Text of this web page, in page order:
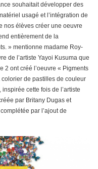
souhaitait développer des
usagé et l’intégration de
nos élèves créer une oeuvre
entièrement de la
» mentionne madame Roy-
de l’artiste Yayoi Kusuma que
2 ont créé l’oeuvre « Pigments
de pastilles de couleur
cette fois de l’artiste
par Britany Dugas et
par l’ajout de